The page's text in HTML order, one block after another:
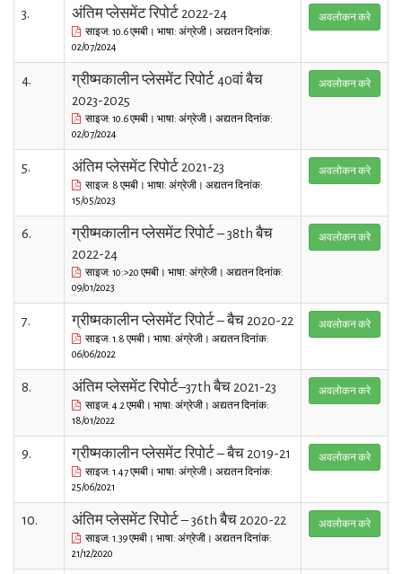
3. अंतिम प्लेसमेंट रिपोर्ट 2022-24
साइज: 10.6 एमबी। भाषा: अंग्रेजी। अद्यतन दिनांक:
02/07/2024
अवलोकन करे
4.
ग्रीष्मकालीन प्लेसमेंट रिपोर्ट 40वां बैच
2023-2025
साइज: 10.6 एमबी। भाषा: अंग्रेजी। अद्यतन दिनांक:
02/07/2024
अवलोकन करे
5. अंतिम प्लेसमेंट रिपोर्ट 2021-23
साइज: 8 एमबी। भाषा: अंग्रेजी। अद्यतन दिनांक:
15/05/2023
अवलोकन करे
6.
ग्रीष्मकालीन प्लेसमेंट रिपोर्ट – 38th बैच
2022-24
साइज: 10:>20 एमबी। भाषा: अंग्रेजी। अद्यतन दिनांक:
09/01/2023
अवलोकन करे
7. ग्रीष्मकालीन प्लेसमेंट रिपोर्ट – बैच 2020-22
साइज: 1.8 एमबी। भाषा: अंग्रेजी। अद्यतन दिनांक:
06/06/2022
अवलोकन करे
8. अंतिम प्लेसमेंट रिपोर्ट–37th बैच 2021-23
साइज: 4.2 एमबी। भाषा: अंग्रेजी। अद्यतन दिनांक:
18/01/2022
अवलोकन करे
9. ग्रीष्मकालीन प्लेसमेंट रिपोर्ट – बैच 2019-21
साइज: 1.47 एमबी। भाषा: अंग्रेजी। अद्यतन दिनांक:
25/06/2021
अवलोकन करे
10. अंतिम प्लेसमेंट रिपोर्ट – 36th बैच 2020-22
साइज: 1.39 एमबी। भाषा: अंग्रेजी। अद्यतन दिनांक:
21/12/2020
अवलोकन करे